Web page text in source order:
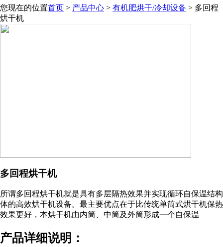
您现在的位置首页 > 产品中心 > 有机肥烘干/冷却设备 > 多回程
烘干机
多回程烘干机
所谓多回程烘干机就是具有多层隔热效果并实现循环自保温结构
体的高效烘干机设备。最主要优点在于比传统单筒式烘干机保热
效果更好，本烘干机由内筒、中筒及外筒形成一个自保温
产品详细说明：